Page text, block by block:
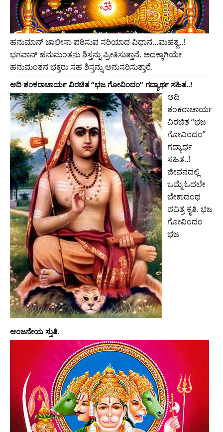
ಹನುಮಾನ್‌ ಚಾಲೀಸಾ ಪಠಿಸುವ ಸರಿಯಾದ ವಿಧಾನ…ಮಹತ್ವ..!
ಭಗವಾನ್‌ ಹನುಮಂತನು ಶಿಸ್ತನ್ನು ಪ್ರೀತಿಸುತ್ತಾನೆ. ಅದಕ್ಕಾಗಿಯೇ
ಹನುಮಂತನ ಭಕ್ತರು ಸಹ ಶಿಸ್ತನ್ನು ಅನುಸರಿಸುತ್ತಾರೆ.
ಆದಿ ಶಂಕರಾಚಾರ್ಯ ವಿರಚಿತ “ಭಜ ಗೋವಿಂದಂ” ಗದ್ಯಾರ್ಥ ಸಹಿತ..!
ಆದಿ
ಶಂಕರಾಚಾರ್ಯ
ವಿರಚಿತ “ಭಜ
ಗೋವಿಂದಂ”
ಗದ್ಯಾರ್ಥ
ಸಹಿತ..!
ಜೀವನದಲ್ಲಿ
ಒಮ್ಮೆ ಓದಲೇ
ಬೇಕಾದಂಥ
ಪವಿತ್ರ ಕೃತಿ. ಭಜ
ಗೋವಿಂದಂ
ಭಜ
ಆಂಜನೇಯ ಸ್ತುತಿ.